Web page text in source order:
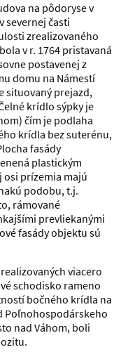
na pôdoryse v
severnej časti
zrealizovaného
v r. 1764 pristavaná
postavenej z
domu na Námestí
situovaný prejazd,
krídlo sýpky je
čím je podlaha
krídla bez suterénu,
fasády
plastickým
osi prízemia majú
podobu, t.j.
rámované
prevliekanými
fasády objektu sú
viacero
schodisko rameno
bočného krídla na
Poľnohospodárskeho
nad Váhom, boli